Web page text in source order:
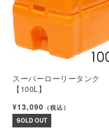
スーパーローリータンク
【100L】
¥13,090 （税込）
SOLD OUT